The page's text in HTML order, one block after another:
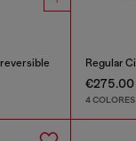
€275.00
4 COLORES